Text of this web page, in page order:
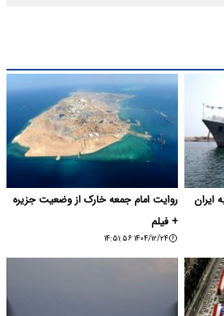
ایران
روایت امام جمعه خارک از وضعیت جزیره
+ فیلم
۱۴۰۴/۱۲/۲۴ ۱۴:۵۱:۵۶